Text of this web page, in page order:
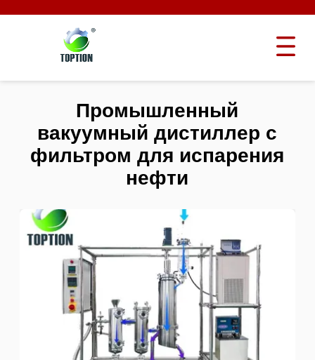
Промышленный
вакуумный дистиллер с
фильтром для испарения
нефти